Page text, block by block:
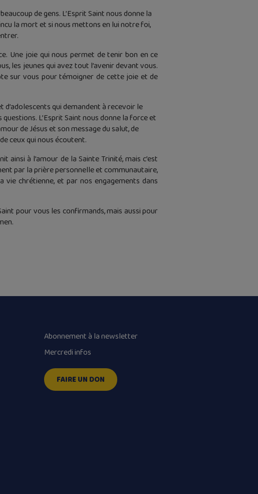
de gens. L’Esprit Saint nous donne la
la mort et si nous mettons en lui notre foi,
Une joie qui nous permet de tenir bon en ce
les jeunes qui avez tout l’avenir devant vous.
sur vous pour témoigner de cette joie et de
qui demandent à recevoir le
L’Esprit Saint nous donne la force et
de Jésus et son message du salut, de
ceux qui nous écoutent.
ainsi à l’amour de la Sainte Trinité, mais c’est
par la prière personnelle et communautaire,
chrétienne, et par nos engagements dans
pour vous les confirmands, mais aussi pour
Abonnement à la newsletter
Mercredi infos
FAIRE UN DON